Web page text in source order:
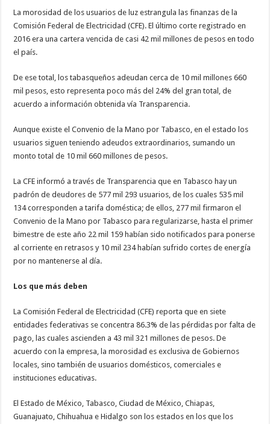
La morosidad de los usuarios de luz estrangula las finanzas de la
Comisión Federal de Electricidad (CFE). El último corte registrado en
2016 era una cartera vencida de casi 42 mil millones de pesos en todo
el país.
De ese total, los tabasqueños adeudan cerca de 10 mil millones 660
mil pesos, esto representa poco más del 24% del gran total, de
acuerdo a información obtenida vía Transparencia.
Aunque existe el Convenio de la Mano por Tabasco, en el estado los
usuarios siguen teniendo adeudos extraordinarios, sumando un
monto total de 10 mil 660 millones de pesos.
La CFE informó a través de Transparencia que en Tabasco hay un
padrón de deudores de 577 mil 293 usuarios, de los cuales 535 mil
134 corresponden a tarifa doméstica; de ellos, 277 mil firmaron el
Convenio de la Mano por Tabasco para regularizarse, hasta el primer
bimestre de este año 22 mil 159 habían sido notificados para ponerse
al corriente en retrasos y 10 mil 234 habían sufrido cortes de energía
por no mantenerse al día.
Los que más deben
La Comisión Federal de Electricidad (CFE) reporta que en siete
entidades federativas se concentra 86.3% de las pérdidas por falta de
pago, las cuales ascienden a 43 mil 321 millones de pesos. De
acuerdo con la empresa, la morosidad es exclusiva de Gobiernos
locales, sino también de usuarios domésticos, comerciales e
instituciones educativas.
El Estado de México, Tabasco, Ciudad de México, Chiapas,
Guanajuato, Chihuahua e Hidalgo son los estados en los que los